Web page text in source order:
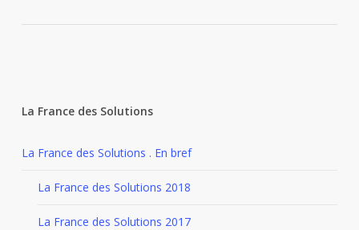
La France des Solutions
La France des Solutions . En bref
La France des Solutions 2018
La France des Solutions 2017